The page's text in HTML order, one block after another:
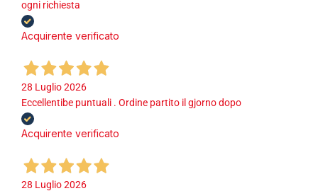
ogni richiesta
Acquirente verificato
28 Luglio 2026
Eccellentibe puntuali . Ordine partito il gjorno dopo
Acquirente verificato
28 Luglio 2026